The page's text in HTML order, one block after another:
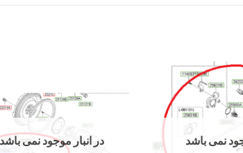
نمی باشد در انبار موجود نمی باشد